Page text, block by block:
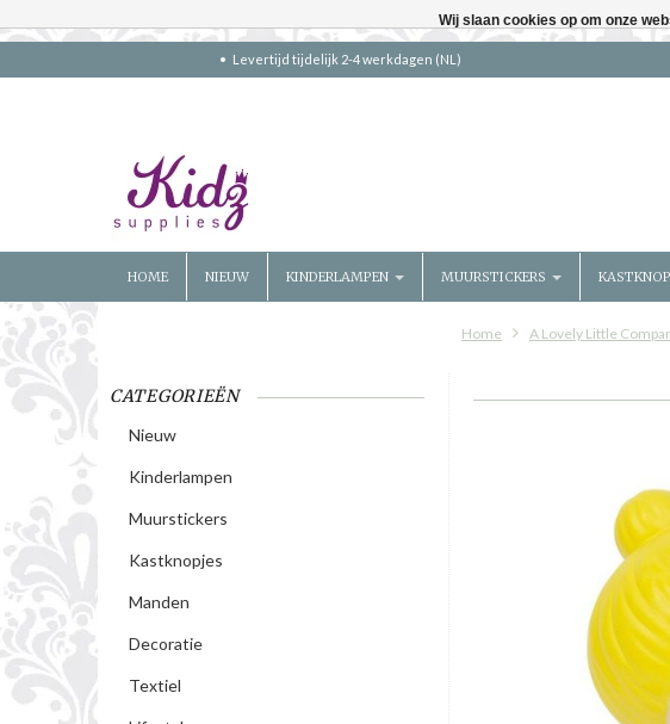
Levertijd tijdelijk 2-4 werkdagen (NL)
HOME NIEUW KINDERLAMPEN MUURSTICKERS
Home A Lovely Little
CATEGORIEËN
Nieuw
Kinderlampen
Muurstickers
Kastknopjes
Manden
Decoratie
Textiel
Wij slaan cookies op om onze